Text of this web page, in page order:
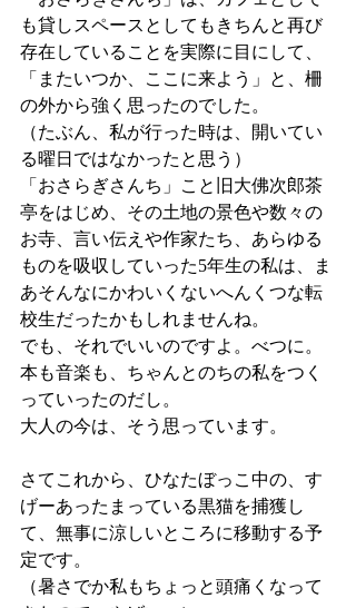
も貸しスペースとしてもきちんと再び
存在していることを実際に目にして、
「またいつか、ここに来よう」と、柵
の外から強く思ったのでした。
（たぶん、私が行った時は、開いてい
る曜日ではなかったと思う）
「おさらぎさんち」こと旧大佛次郎茶
亭をはじめ、その土地の景色や数々の
お寺、言い伝えや作家たち、あらゆる
ものを吸収していった5年生の私は、ま
あそんなにかわいくないへんくつな転
校生だったかもしれませんね。
でも、それでいいのですよ。べつに。
本も音楽も、ちゃんとのちの私をつく
っていったのだし。
大人の今は、そう思っています。
さてこれから、ひなたぼっこ中の、す
げーあったまっている黒猫を捕獲し
て、無事に涼しいところに移動する予
定です。
（暑さでか私もちょっと頭痛くなって